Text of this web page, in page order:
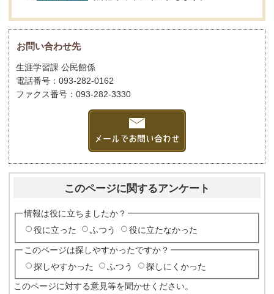
お問い合わせ先
生涯学習課 公民館係
電話番号：093-282-0162
ファクス番号：093-282-3330
このページに関するアンケート
情報は役に立ちましたか？
役に立った
ふつう 役に立たなかった
このページは探しやすかったですか？
探しやすかった
ふつう 探しにくかった
このページに対する意見等を聞かせください。